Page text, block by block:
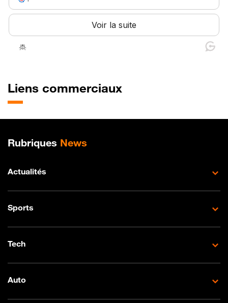
Liens commerciaux
Plan de site
Rubriques News
Actualités
Sports
Tech
Auto